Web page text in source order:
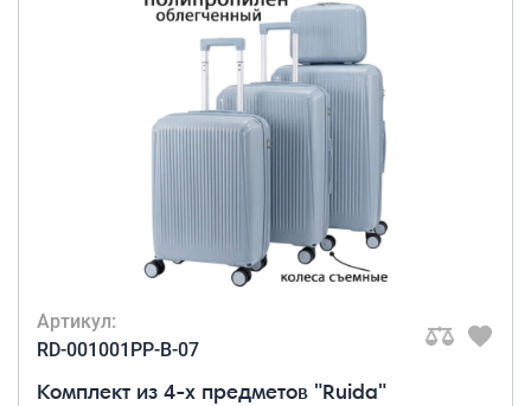
Рюкзаки городские
Рюкзаки школьные
Рюкзаки подростковые
Ранцы школьные
Рюкзаки детские
Рюкзаки туристические
Рюкзаки для охоты-рыбалки
Рюкзаки на колесах
ШОППЕРЫ
Артикул:
RD-001001PP-B-07
Комплект из 4-х предметов "Ruida"